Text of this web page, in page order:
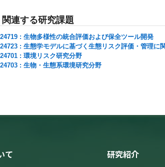
関連する研究課題
24719 : 生物多様性の統合評価および保全ツール開発
24723 : 生態学モデルに基づく生態リスク評価・管理に
24701 : 環境リスク研究分野
24703 : 生物・生態系環境研究分野
て 研究紹介